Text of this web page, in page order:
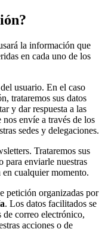
la información que
en cada uno de los
usuario. En el caso
trataremos sus datos
y dar respuesta a las
envíe a través de los
sedes y delegaciones.
Trataremos sus
para enviarle nuestras
en cualquier momento.
petición organizadas por
. Los datos facilitados se
correo electrónico,
acciones o de